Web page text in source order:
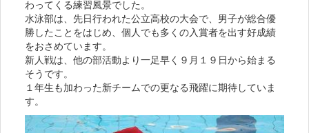
わってくる練習風景でした。
水泳部は、先日行われた公立高校の大会で、男子が総合優
勝したことをはじめ、個人でも多くの入賞者を出す好成績
をおさめています。
新人戦は、他の部活動より一足早く９月１９日から始まる
そうです。
１年生も加わった新チームでの更なる飛躍に期待していま
す。